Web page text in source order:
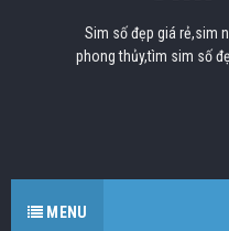
Sim số đẹp giá rẻ,sim
phong thủy,tìm sim số
MENU